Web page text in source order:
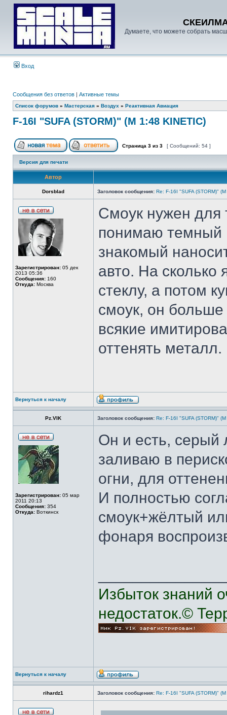
Думаете, что можете собрать
Вход
Сообщения без ответов | Активные темы
Список форумов » Мастерская » Воздух » Реактивная Авиация
F-16I "SUFA (STORM)" (М 1:48 KINETIС)
Страница 3 из 3 [ Сообщений: 54 ]
Версия для печати
Автор
Dorsblad Заголовок сообщения: Re: F-16I "SUFA (STORM)"
Зарегистрирован: 05 дек
2013 05:36
Сообщения: 160
Откуда: Москва
Смоук нужен для
понимаю темный
знакомый
авто. На сколько
стеклу, а потом
смоук, он
всякие
оттенять металл.
Вернуться к началу
Pz.VIK Заголовок сообщения: Re: F-16I "SUFA (STORM)"
Зарегистрирован: 05 мар
2011 20:13
Сообщения: 354
Откуда: Воткинск
Он и есть, серый
заливаю в
огни, для
И полностью
смоук+жёлтый
фонаря
Избыток знаний
недостаток.©
Вернуться к началу
rihardz1 Заголовок сообщения: Re: F-16I "SUFA (STORM)"